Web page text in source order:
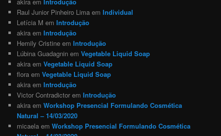
akira emIntrodução
Raul Junior Pinheiro Lima emIndividual
Letícia M emIntrodução
akira emIntrodução
Hemily Cristine emIntrodução
Lúbina Guadagnin emVegetable Liquid Soap
akira emVegetable Liquid Soap
flora emVegetable Liquid Soap
akira emIntrodução
Victor Contradictor emIntrodução
akira emWorkshop Presencial Formulando Cosmética
Natural – 14/03/2020
micaela emWorkshop Presencial Formulando Cosmética